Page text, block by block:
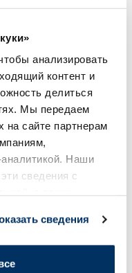
анализировать
контент и
делиться
Мы передаем
сайте партнерам
Наши
сведения с
сведения
29.29 €
В
☀️